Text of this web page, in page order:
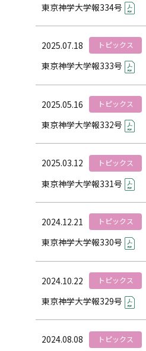
東京神学大学報334号
2025.07.18 トピックス
東京神学大学報333号
2025.05.16 トピックス
東京神学大学報332号
2025.03.12 トピックス
東京神学大学報331号
2024.12.21 トピックス
東京神学大学報330号
2024.10.22 トピックス
東京神学大学報329号
2024.08.08 トピックス